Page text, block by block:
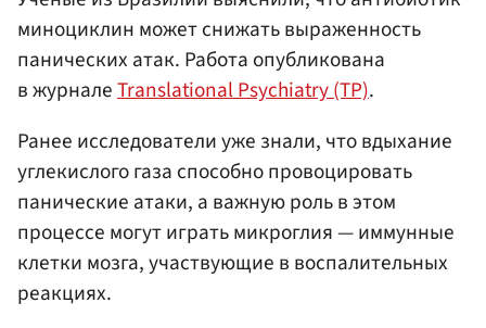
миноциклин может снижать выраженность
панических атак. Работа опубликована
в журналеTranslational Psychiatry (TP).
Ранее исследователи уже знали, что вдыхание
углекислого газа способно провоцировать
панические атаки, а важную роль в этом
процессе могут играть микроглия — иммунные
клетки мозга, участвующие в воспалительных
реакциях.